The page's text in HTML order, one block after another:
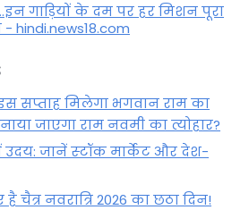
गाड़ियों के दम पर हर मिशन पूरा
hindi.news18.com
सप्ताह मिलेगा भगवान राम का
जाएगा राम नवमी का त्योहार?
जानें स्‍टॉक मार्केट और देश-
चैत्र नवरात्रि 2026 का छठा दिन!